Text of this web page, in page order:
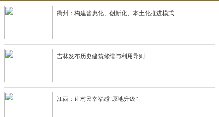
衢州：构建普惠化、创新化、本土化推进模式
吉林发布历史建筑修缮与利用导则
江西：让村民幸福感“原地升级”